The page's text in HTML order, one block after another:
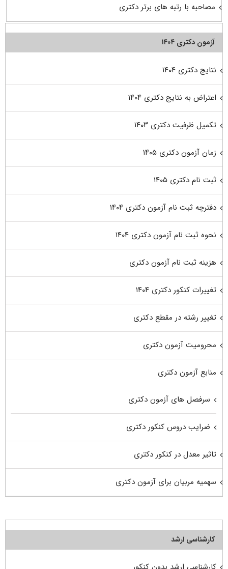
مصاحبه با رتبه های برتر دکتری
آزمون دکتری ۱۴۰۴
نتایج دکتری ۱۴۰۴
اعتراض به نتایج دکتری ۱۴۰۴
تکمیل ظرفیت دکتری ۱۴۰۳
زمان آزمون دکتری ۱۴۰۵
ثبت نام دکتری ۱۴۰۵
دفترچه ثبت نام آزمون دکتری ۱۴۰۴
نحوه ثبت نام آزمون دکتری ۱۴۰۴
هزینه ثبت نام آزمون دکتری
تغییرات کنکور دکتری ۱۴۰۴
تغییر رشته در مقطع دکتری
محرومیت آزمون دکتری
منابع آزمون دکتری
سرفصل های آزمون دکتری
ضرایب دروس کنکور دکتری
تاثیر معدل در کنکور دکتری
سهمیه مربیان برای آزمون دکتری
کارشناسی ارشد